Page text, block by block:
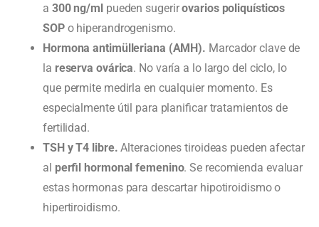
a 300 ng/mlpueden sugerirovarios poliquísticos
SOPo hiperandrogenismo.
Hormona antimülleriana (AMH). Marcador clave de
la reserva ovárica. No varía a lo largo del ciclo, lo
que permite medirla en cualquier momento. Es
especialmente útil para planificar tratamientos de
fertilidad.
TSH y T4 libre.Alteraciones tiroideas pueden afectar
al perfil hormonal femenino. Se recomienda evaluar
estas hormonas para descartar hipotiroidismo o
hipertiroidismo.